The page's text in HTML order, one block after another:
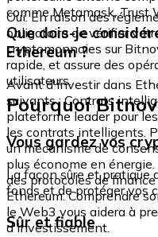
comme Metamask, Trust
Oui. En raison des
obligatoire de vérifier
cryptomonnaies sur
rapide, et assure des
utilisateurs.
Que dois-je
Ethereum ?
Avant d'investir dans
suivants : Contrats
plateforme leader pour
les contrats intelligents.
un mécanisme de
plus économe en
des protocoles de
Ethereum. Comprendre
le Web3 vous aidera à
d'investissement.
Pourquoi
Vous gardez vos
La façon sûre et pratique
fonds et de protéger vos
Sûr et fiable